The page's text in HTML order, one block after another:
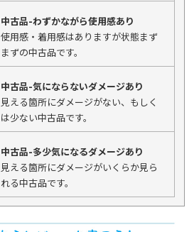
中古品-わずかながら使用感あり
使用感・着用感はありますが状態まず
まずの中古品です。
中古品-気にならないダメージあり
見える箇所にダメージがない、もしく
は少ない中古品です。
中古品-多少気になるダメージあり
見える箇所にダメージがいくらか見ら
れる中古品です。